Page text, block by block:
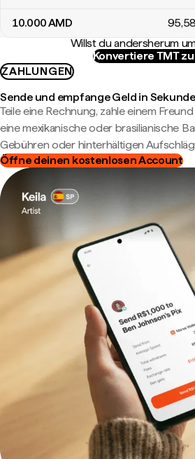
10.000AMD 95,58
Willst du andersherum
Konvertiere TMT zu
ZAHLUNGEN
Sende und empfange Geld in
Teile eine Rechnung, zahle einem
eine mexikanische oder brasilianische
Gebühren oder hinterhältigen
Öffne deinen kostenlosen Account